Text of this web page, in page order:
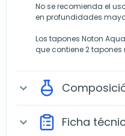
No se recomienda el
en profundidades
Los tapones Noton
que contiene 2
expand_more
expand_more Ficha